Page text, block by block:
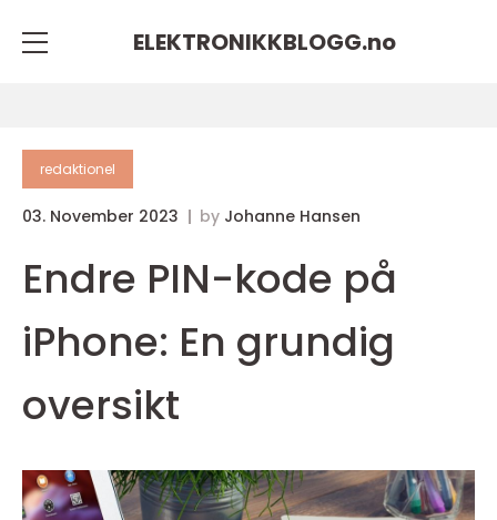
ELEKTRONIKKBLOGG.no
redaktionel
03. November 2023 by Johanne Hansen
Endre PIN-kode på
iPhone: En grundig
oversikt